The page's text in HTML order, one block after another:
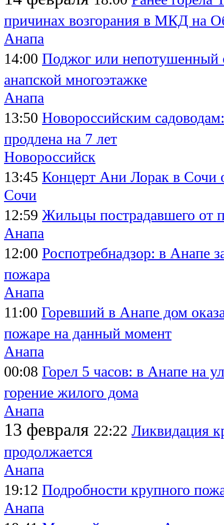
причинах возгорания в МКД на
Анапа
14:00 Поджог или непотушенный
анапской многоэтажке
Анапа
13:50 Новороссийским
продлена на 7 лет
Новороссийск
13:45 Концерт Ани Лорак в Сочи
Сочи
12:59 Жильцы пострадавшего от
Анапа
12:00 Роспотребнадзор: в Анапе
пожара
Анапа
11:00 Горевший в Анапе дом
пожаре на данный момент
Анапа
00:08 Горел 5 часов: в Анапе на
горение жилого дома
Анапа
13 февраля 22:22 Ликвидация
продолжается
Анапа
19:12 Подробности крупного
Анапа